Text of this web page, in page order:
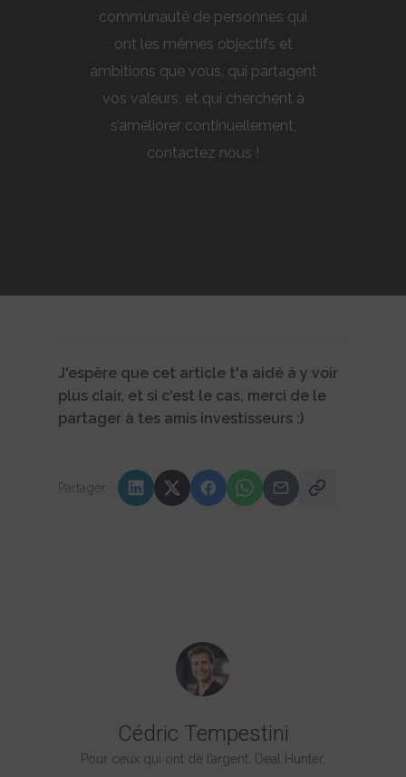
communauté de personnes qui
ont les mêmes objectifs et
ambitions que vous, qui partagent
vos valeurs, et qui cherchent à
s’améliorer continuellement,
contactez nous !
J'espère que cet article t'a aidé à y voir
plus clair, et si c'est le cas, merci de le
partager à tes amis investisseurs :)
Partager :
Cédric Tempestini
Pour ceux qui ont de l’argent. Deal Hunter,